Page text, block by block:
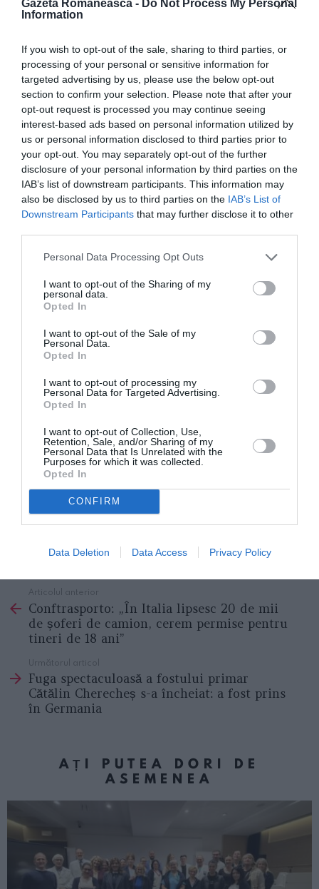
Gazeta Romaneasca - Do Not Process My Personal
Information
If you wish to opt-out of the sale, sharing to third parties, or
processing of your personal or sensitive information for
targeted advertising by us, please use the below opt-out
section to confirm your selection. Please note that after your
opt-out request is processed you may continue seeing
interest-based ads based on personal information utilized by
us or personal information disclosed to third parties prior to
your opt-out. You may separately opt-out of the further
disclosure of your personal information by third parties on the
IAB’s list of downstream participants. This information may
also be disclosed by us to third parties on the IAB’s List of
Downstream Participants that may further disclose it to other
Personal Data Processing Opt Outs
I want to opt-out of the Sharing of my
personal data.
Opted In
I want to opt-out of the Sale of my
Personal Data.
Opted In
I want to opt-out of processing my
Personal Data for Targeted Advertising.
Opted In
I want to opt-out of Collection, Use,
Retention, Sale, and/or Sharing of my
Personal Data that Is Unrelated with the
Purposes for which it was collected.
Opted In
CONFIRM
Data Deletion Data Access Privacy Policy
bani, trebuie să fiu econom, se termină repede și nu
coloanele ziarului din Marche. ‘A trebuit să plătesc și
taxa de turism, chiar dacă nu sunt turist, dar acestea
sunt regulile și este destul de corect. Iar acum
țintește spre o reședință permanentă: ‘Mai întâi
trebuie să închiriez o casă și caut una în Senigallia.
Este orașul în care am fost primit de atât de mulți
prieteni care m-au ajutat, chiar și financiar. Vreau să-
mi stabilesc reședința aici pentru a putea apoi să
solicit o casă socială”.
După ce își va asigura stabilitatea, Cassano
îmi cumpăr o bicicletă pentru a mă deplasa în oraș și
trebuie să obțin un permis de conducere pentru a fi
mai autonom în deplasare”.
Și apoi munca: „Va trebui să o caut pentru a mă
termina. Sunt fericit, nu este o sumă care să-ți
schimbe viața, dar pentru mine, care nu aveam nimic,
sunt o mulțime de bani, mă simt bogat. Am o
mulțime de lucruri de făcut, chiar și să o vizitez pe
mama”.
STIRI ITALIA
more
Articolul anterior
Conftrasporto: „În Italia lipsesc 20 de mii
de șoferi de camion, cerem permise pentru
tineri de 18 ani”
Următorul articol
Fuga spectaculoasă a fostului primar
Cătălin Cherecheș s-a încheiat: a fost prins
în Germania
AȚI PUTEA DORI DE
ASEMENEA